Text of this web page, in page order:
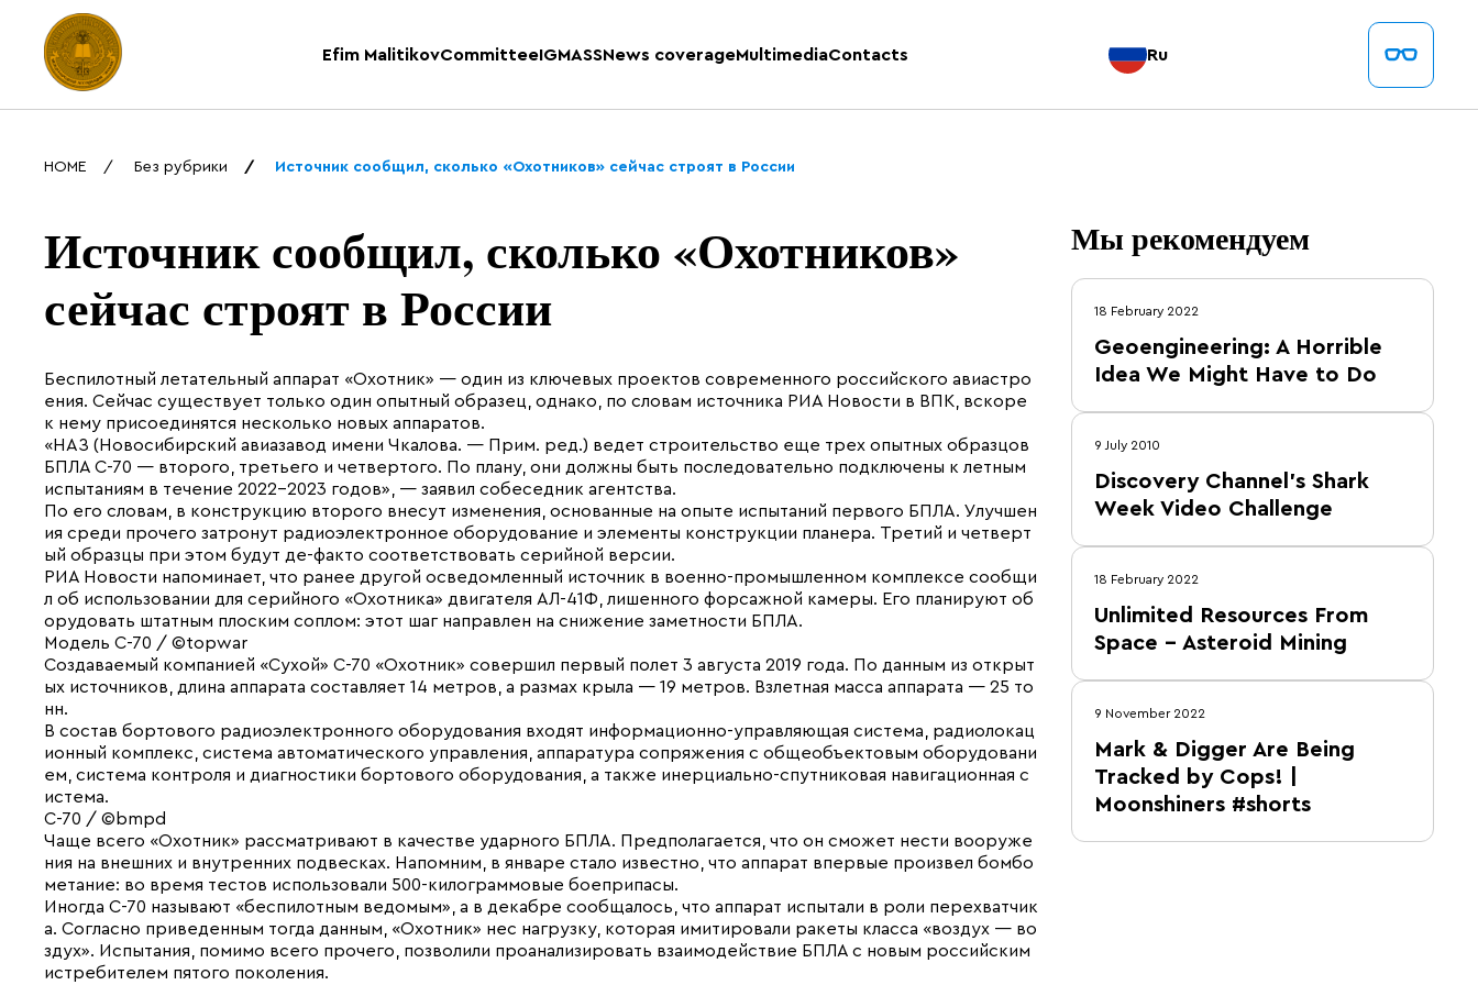
Efim MalitikovCommitteeIGMASSNews coverageMultimediaContacts Ru
HOME Без рубрики Источник сообщил, сколько «Охотников» сейчас строят в России
Источник сообщил, сколько «Охотников»
сейчас строят в России
Беспилотный летательный аппарат «Охотник» — один из ключевых проектов современного российского авиастро
ения. Сейчас существует только один опытный образец, однако, по словам источника РИА Новости в ВПК, вскоре
к нему присоединятся несколько новых аппаратов.
«НАЗ (Новосибирский авиазавод имени Чкалова. — Прим. ред.) ведет строительство еще трех опытных образцов
БПЛА С-70 — второго, третьего и четвертого. По плану, они должны быть последовательно подключены к летным
испытаниям в течение 2022-2023 годов», — заявил собеседник агентства.
По его словам, в конструкцию второго внесут изменения, основанные на опыте испытаний первого БПЛА. Улучшен
ия среди прочего затронут радиоэлектронное оборудование и элементы конструкции планера. Третий и четверт
ый образцы при этом будут де-факто соответствовать серийной версии.
РИА Новости напоминает, что ранее другой осведомленный источник в военно-промышленном комплексе сообщи
л об использовании для серийного «Охотника» двигателя АЛ-41Ф, лишенного форсажной камеры. Его планируют об
орудовать штатным плоским соплом: этот шаг направлен на снижение заметности БПЛА.
Модель С-70 / ©topwar
Создаваемый компанией «Сухой» С-70 «Охотник» совершил первый полет 3 августа 2019 года. По данным из открыт
ых источников, длина аппарата составляет 14 метров, а размах крыла — 19 метров. Взлетная масса аппарата — 25 то
нн.
В состав бортового радиоэлектронного оборудования входят информационно-управляющая система, радиолокац
ионный комплекс, система автоматического управления, аппаратура сопряжения с общеобъектовым оборудовани
ем, система контроля и диагностики бортового оборудования, а также инерциально-спутниковая навигационная с
истема.
С-70 / ©bmpd
Чаще всего «Охотник» рассматривают в качестве ударного БПЛА. Предполагается, что он сможет нести вооруже
ния на внешних и внутренних подвесках. Напомним, в январе стало известно, что аппарат впервые произвел бомбо
метание: во время тестов использовали 500-килограммовые боеприпасы.
Иногда С-70 называют «беспилотным ведомым», а в декабре сообщалось, что аппарат испытали в роли перехватчик
а. Согласно приведенным тогда данным, «Охотник» нес нагрузку, которая имитировали ракеты класса «воздух — во
здух». Испытания, помимо всего прочего, позволили проанализировать взаимодействие БПЛА с новым российским
истребителем пятого поколения.
Мы рекомендуем
18 February 2022
Geoengineering: A Horrible
Idea We Might Have to Do
9 July 2010
Discovery Channel's Shark
Week Video Challenge
18 February 2022
Unlimited Resources From
Space – Asteroid Mining
9 November 2022
Mark & Digger Are Being
Tracked by Cops! |
Moonshiners #shorts